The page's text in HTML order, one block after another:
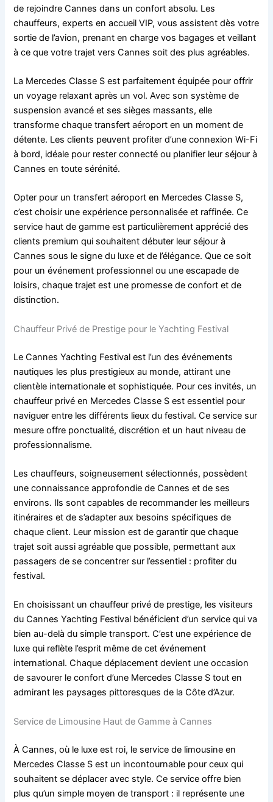
de rejoindre Cannes dans un confort absolu. Les
chauffeurs, experts en accueil VIP, vous assistent dès votre
sortie de l’avion, prenant en charge vos bagages et veillant
à ce que votre trajet vers Cannes soit des plus agréables.
La Mercedes Classe S est parfaitement équipée pour offrir
un voyage relaxant après un vol. Avec son système de
suspension avancé et ses sièges massants, elle
transforme chaque transfert aéroport en un moment de
détente. Les clients peuvent profiter d’une connexion Wi-Fi
à bord, idéale pour rester connecté ou planifier leur séjour à
Cannes en toute sérénité.
Opter pour un transfert aéroport en Mercedes Classe S,
c’est choisir une expérience personnalisée et raffinée. Ce
service haut de gamme est particulièrement apprécié des
clients premium qui souhaitent débuter leur séjour à
Cannes sous le signe du luxe et de l’élégance. Que ce soit
pour un événement professionnel ou une escapade de
loisirs, chaque trajet est une promesse de confort et de
distinction.
Chauffeur Privé de Prestige pour le Yachting Festival
Le Cannes Yachting Festival est l’un des événements
nautiques les plus prestigieux au monde, attirant une
clientèle internationale et sophistiquée. Pour ces invités, un
chauffeur privé en Mercedes Classe S est essentiel pour
naviguer entre les différents lieux du festival. Ce service sur
mesure offre ponctualité, discrétion et un haut niveau de
professionnalisme.
Les chauffeurs, soigneusement sélectionnés, possèdent
une connaissance approfondie de Cannes et de ses
environs. Ils sont capables de recommander les meilleurs
itinéraires et de s’adapter aux besoins spécifiques de
chaque client. Leur mission est de garantir que chaque
trajet soit aussi agréable que possible, permettant aux
passagers de se concentrer sur l’essentiel : profiter du
festival.
En choisissant un chauffeur privé de prestige, les visiteurs
du Cannes Yachting Festival bénéficient d’un service qui va
bien au-delà du simple transport. C’est une expérience de
luxe qui reflète l’esprit même de cet événement
international. Chaque déplacement devient une occasion
de savourer le confort d’une Mercedes Classe S tout en
admirant les paysages pittoresques de la Côte d’Azur.
Service de Limousine Haut de Gamme à Cannes
À Cannes, où le luxe est roi, le service de limousine en
Mercedes Classe S est un incontournable pour ceux qui
souhaitent se déplacer avec style. Ce service offre bien
plus qu’un simple moyen de transport : il représente une